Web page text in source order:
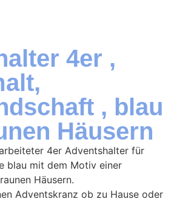
4er ,
, blau
Häusern
4er Adventshalter für
blau mit dem Motiv einer
Häusern.
Adventskranz ob zu Hause oder